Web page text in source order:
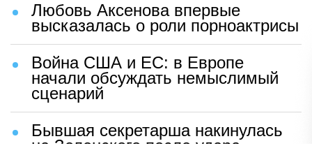
Любовь Аксенова впервые
высказалась о роли порноактрисы
Война США и ЕС: в Европе
начали обсуждать немыслимый
сценарий
Бывшая секретарша накинулась
на Зеленского после удара